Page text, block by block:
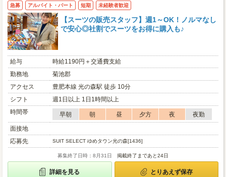
急募 アルバイト・パート 短期 未経験者歓迎
【スーツの販売スタッフ】週1～OK！ノルマなし
で安心◎社割でスーツをお得に購入も♪
給与
時給1190円＋交通費支給
勤務地
菊池郡
アクセス
豊肥本線 光の森駅 徒歩 10分
シフト
週1日以上 1日1時間以上
時間帯
早朝 朝 昼 夕方 夜
夜勤
面接地
応募先
SUIT SELECT ゆめタウン光の森[1436]
募集終了日時：8月31日 掲載終了まであと24日
詳細を見る とりあえず保存